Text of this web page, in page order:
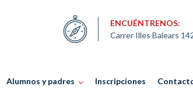
ENCUÉNTRENOS:
Carrer Illes Balears
Alumnos y padres Inscripciones